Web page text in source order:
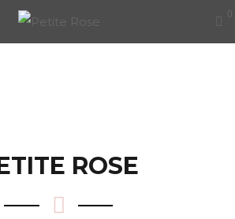
0
ROSE